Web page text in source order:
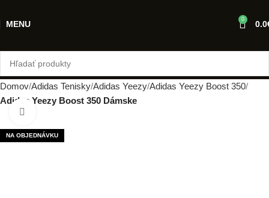
MENU 0 0.0
Domov Adidas Tenisky Adidas Yeezy Adidas Yeezy Boost 350
Adidas Yeezy Boost 350 Dámske
NA OBJEDNÁVKU